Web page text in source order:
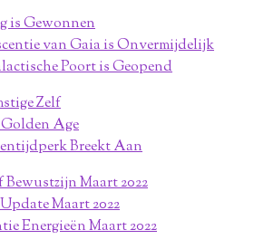
is Gewonnen
van Gaia is Onvermijdelijk
Poort is Geopend
Zelf
Age
Breekt Aan
Maart 2022
Maart 2022
Energieën Maart 2022